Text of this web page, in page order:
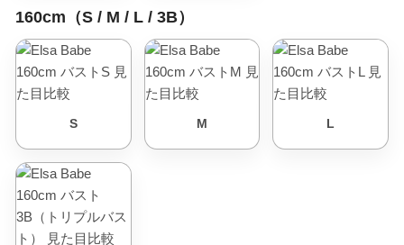
160cm（S / M / L / 3B）
S M L